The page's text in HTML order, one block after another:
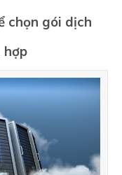
chọn gói dịch
hợp